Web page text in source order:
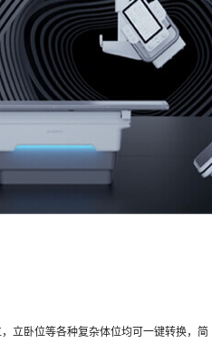
立卧位等各种复杂体位均可一键转换，简